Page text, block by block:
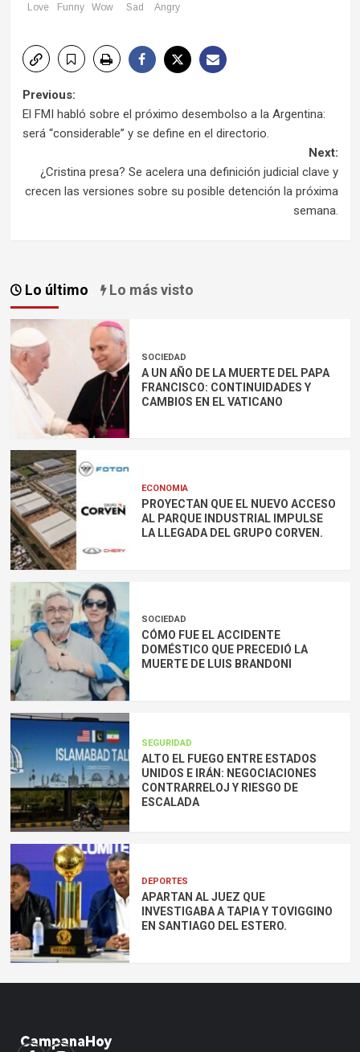
Love
Funny
Wow
Sad
Angry
Post
navigation
Previous:
El FMI habló sobre el próximo desembolso a la Argentina:
será “considerable” y se define en el directorio.
Next:
¿Cristina presa? Se acelera una definición judicial clave y
crecen las versiones sobre su posible detención la próxima
semana.
Lo último Lo más visto
SOCIEDAD
A UN AÑO DE LA MUERTE DEL PAPA
FRANCISCO: CONTINUIDADES Y
CAMBIOS EN EL VATICANO
ECONOMIA
PROYECTAN QUE EL NUEVO ACCESO
AL PARQUE INDUSTRIAL IMPULSE
LA LLEGADA DEL GRUPO CORVEN.
SOCIEDAD
CÓMO FUE EL ACCIDENTE
DOMÉSTICO QUE PRECEDIÓ LA
MUERTE DE LUIS BRANDONI
SEGURIDAD
ALTO EL FUEGO ENTRE ESTADOS
UNIDOS E IRÁN: NEGOCIACIONES
CONTRARRELOJ Y RIESGO DE
ESCALADA
DEPORTES
APARTAN AL JUEZ QUE
INVESTIGABA A TAPIA Y TOVIGGINO
EN SANTIAGO DEL ESTERO.